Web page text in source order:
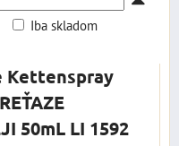
Iba skladom
Kettenspray
50mL LI 1592